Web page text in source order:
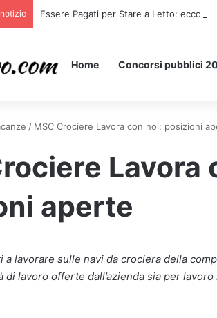
Essere Pagati per Stare a Letto: ecco
Home Concorsi pubblici
/ MSC Crociere Lavora con noi: posizioni
Lavora
aperte
a lavorare sulle navi da crociera della
lavoro offerte dall’azienda sia per